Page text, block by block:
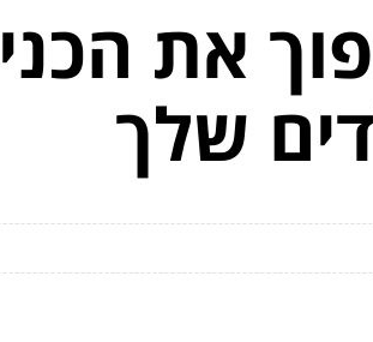
את
שלך